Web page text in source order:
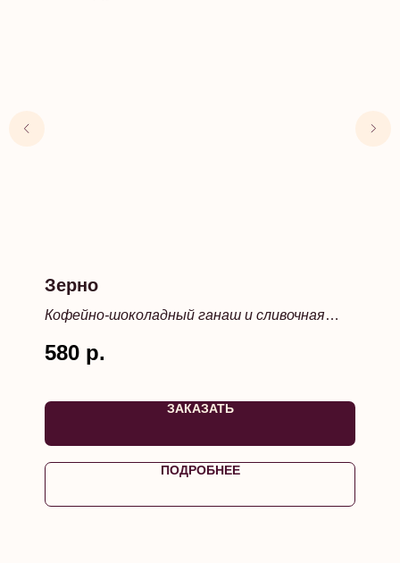
Зерно
Кофейно-шоколадный ганаш и сливочная
580 р.
ЗАКАЗАТЬ
ПОДРОБНЕЕ